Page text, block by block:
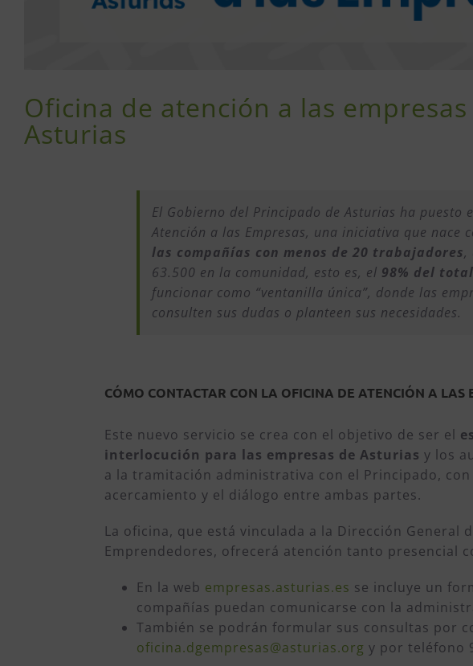
Oficina de atención a las
Asturias
El Gobierno del Principado de Asturias ha puesto
Atención a las Empresas, una iniciativa que nace
las compañías con menos de 20 trabajadores,
63.500 en la comunidad, esto es, el 98% del
funcionar como “ventanilla única”, donde las
consulten sus dudas o planteen sus necesidades.
CÓMO CONTACTAR CON LA OFICINA DE ATENCIÓN A LAS
Este nuevo servicio se crea con el objetivo de ser el
interlocución para las empresas de Asturias y los
a la tramitación administrativa con el Principado,
acercamiento y el diálogo entre ambas partes.
La oficina, que está vinculada a la Dirección General
Emprendedores, ofrecerá atención tanto presencial
En la web empresas.asturias.es se incluye un
compañías puedan comunicarse con la
También se podrán formular sus consultas por
oficina.dgempresas@asturias.org y por teléfono